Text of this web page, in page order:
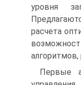
уровня
расчета
алгоритмов,
Первые